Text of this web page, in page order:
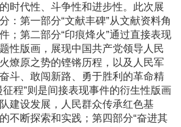
时代性、斗争性和进步性。此次展
：第一部分“文献丰碑”从文献资料角
；第二部分“印痕烽火”通过直接表现
性版画，展现中国共产党领导人民
燎原之势的铿锵历程，以及人民军
斗、敢闯新路、勇于胜利的革命精
程”则是间接表现事件的衍生性版画
建设发展，人民群众传承红色基
不断探索和实践；第四部分“奋进其